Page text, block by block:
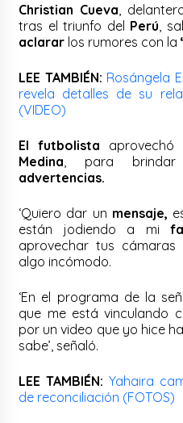
Christian Cueva ,
tras el triunfo del Perú ,
aclarar los rumores con la
LEE TAMBIÉN: Rosángela
revela detalles de su
(VIDEO)
El futbolista
Medina , para
advertencias.
‘Quiero dar un mensaje,
están jodiendo a mi
aprovechar tus cámaras
algo incómodo.
‘En el programa de la
que me está vinculando
por un video que yo hice
sabe’, señaló.
LEE TAMBIÉN:Yahaira
de reconciliación (FOTOS)